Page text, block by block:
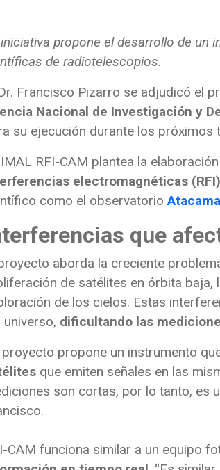
propone el desarrollo de un
de radiotelescopios.
Francisco Pizarro se adjudicó el
Nacional de Investigación y
su ejecución durante los próximos
RFI-CAM plantea la
electromagnéticas (RFI)
como el observatorio
que
aborda la creciente
de satélites en órbita baja,
de los cielos. Estas
universo, dificultando las
proyecto propone un instrumento
que emiten señales en las
son cortas, por lo tanto, es
CAM funciona similar a un equipo